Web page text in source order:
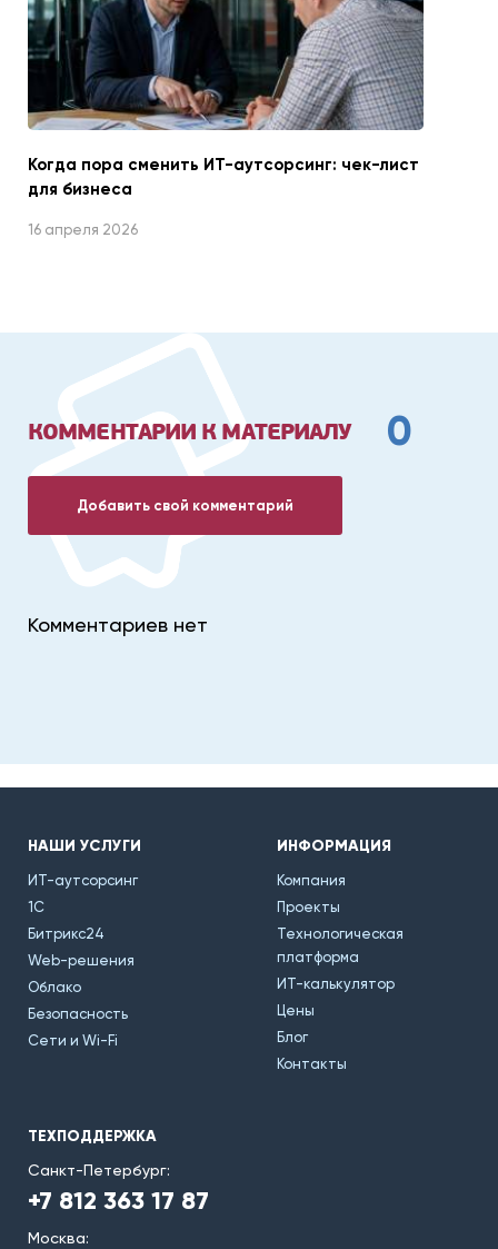
Когда пора сменить ИТ-аутсорсинг: чек-лист
для бизнеса
16 апреля 2026
КОММЕНТАРИИ К МАТЕРИАЛУ 0
Добавить свой комментарий
Комментариев нет
НАШИ УСЛУГИ
ИТ-аутсорсинг
1С
Битрикс24
Web-решения
Облако
Безопасность
Сети и Wi-Fi
ИНФОРМАЦИЯ
Компания
Проекты
Технологическая
платформа
ИТ-калькулятор
Цены
Блог
Контакты
ТЕХПОДДЕРЖКА
Санкт-Петербург:
+7 812 363 17 87
Москва: